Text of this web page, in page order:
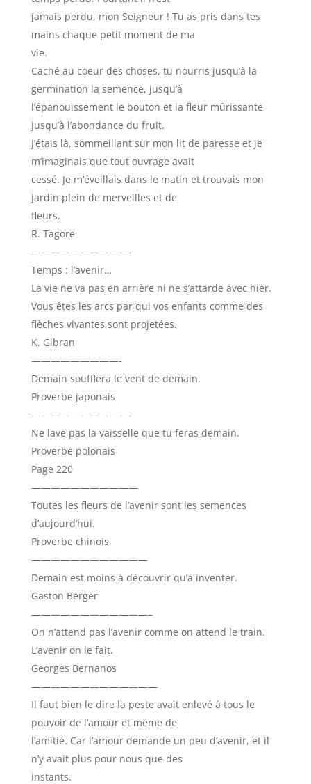
jamais perdu, mon Seigneur ! Tu as pris dans tes
mains chaque petit moment de ma
vie.
Caché au coeur des choses, tu nourris jusqu’à la
germination la semence, jusqu’à
l’épanouissement le bouton et la fleur mûrissante
jusqu’à l’abondance du fruit.
J’étais là, sommeillant sur mon lit de paresse et je
m’imaginais que tout ouvrage avait
cessé. Je m’éveillais dans le matin et trouvais mon
jardin plein de merveilles et de
fleurs.
R. Tagore
——————————-
Temps : l’avenir…
La vie ne va pas en arrière ni ne s’attarde avec hier.
Vous êtes les arcs par qui vos enfants comme des
flèches vivantes sont projetées.
K. Gibran
—————————-
Demain soufflera le vent de demain.
Proverbe japonais
——————————-
Ne lave pas la vaisselle que tu feras demain.
Proverbe polonais
Page 220
———————————
Toutes les fleurs de l’avenir sont les semences
d’aujourd’hui.
Proverbe chinois
————————————
Demain est moins à découvrir qu’à inventer.
Gaston Berger
————————————–
On n’attend pas l’avenir comme on attend le train.
L’avenir on le fait.
Georges Bernanos
—————————————
Il faut bien le dire la peste avait enlevé à tous le
pouvoir de l’amour et même de
l’amitié. Car l’amour demande un peu d’avenir, et il
n’y avait plus pour nous que des
instants.